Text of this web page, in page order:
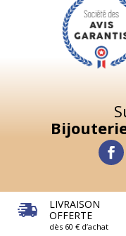
LIVRAISON
OFFERTE
dès 60 € d’achat